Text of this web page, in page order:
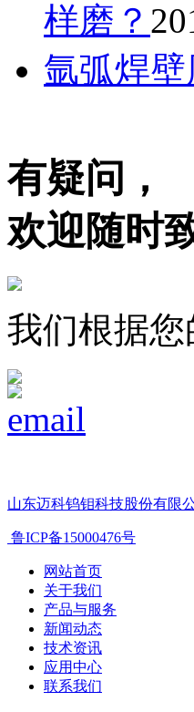
样磨？
氩弧焊
有疑问，
欢迎随时
我们根据
山东迈科钨钼科技股份有限
鲁ICP备15000476号
网站首页
关于我们
产品与服务
新闻动态
技术资讯
应用中心
联系我们